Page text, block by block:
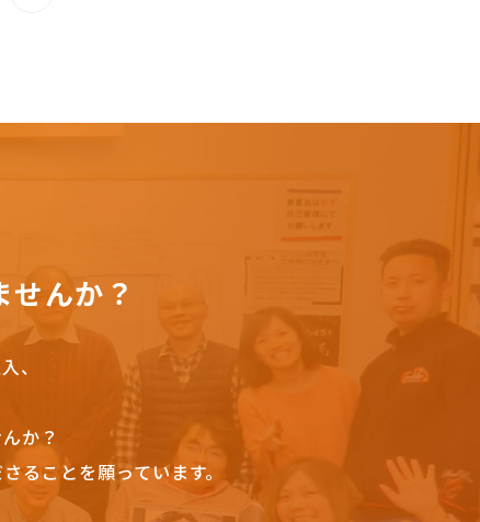
せんか？
、
か？
ることを願っています。